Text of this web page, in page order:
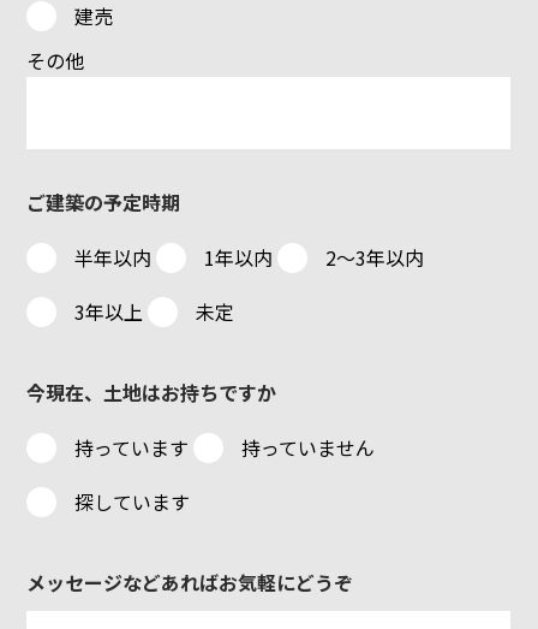
建売
その他
ご建築の予定時期
半年以内
1年以内
2～3年以内
3年以上
未定
今現在、土地はお持ちですか
持っています
持っていません
探しています
メッセージなどあればお気軽にどうぞ